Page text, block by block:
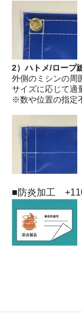
2）ハトメ/ロー
外側のミシンの周
サイズに応じて適
※数や位置の指定
■防炎加工